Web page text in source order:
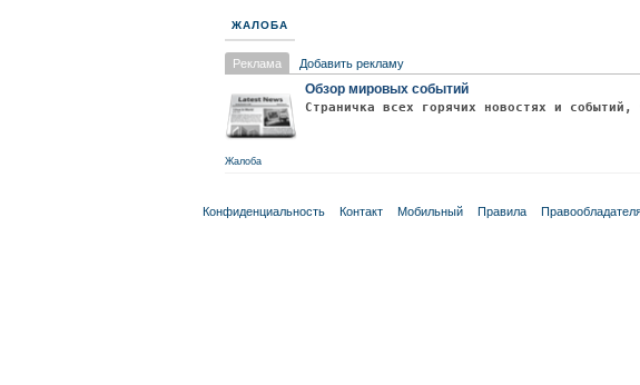
ЖАЛОБА
Реклама Добавить рекламу
Обзор мировых событий
Страничка всех горячих новостях и
Жалоба
Конфиденциальность Контакт Мобильный Правила